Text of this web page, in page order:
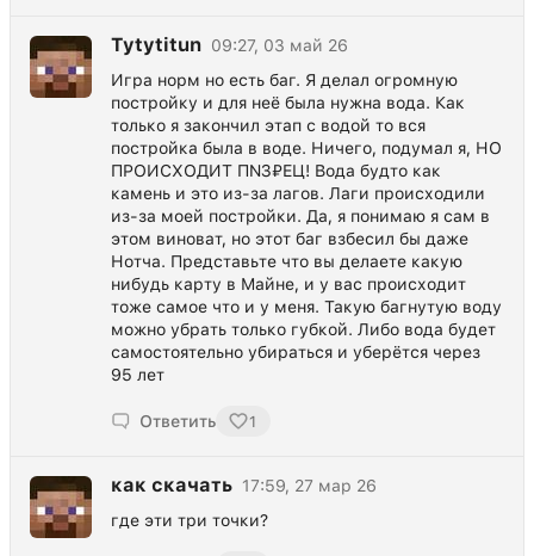
Tytytitun 09:27, 03 май 26
Игра норм но есть баг. Я делал огромную
постройку и для неё была нужна вода. Как
только я закончил этап с водой то вся
постройка была в воде. Ничего, подумал я, НО
ПРОИСХОДИТ ПNЗ₽ЕЦ! Вода будто как
камень и это из-за лагов. Лаги происходили
из-за моей постройки. Да, я понимаю я сам в
этом виноват, но этот баг взбесил бы даже
Нотча. Представьте что вы делаете какую
нибудь карту в Майне, и у вас происходит
тоже самое что и у меня. Такую багнутую воду
можно убрать только губкой. Либо вода будет
самостоятельно убираться и уберётся через
95 лет
Ответить 1
как скачать 17:59, 27 мар 26
где эти три точки?